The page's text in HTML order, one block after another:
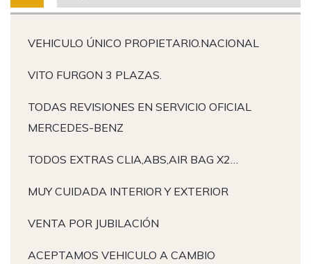
VEHICULO ÚNICO PROPIETARIO.NACIONAL
VITO FURGON 3 PLAZAS.
TODAS REVISIONES EN SERVICIO OFICIAL
MERCEDES-BENZ
TODOS EXTRAS CLIA,ABS,AIR BAG X2…
MUY CUIDADA INTERIOR Y EXTERIOR
VENTA POR JUBILACIÓN
ACEPTAMOS VEHICULO A CAMBIO